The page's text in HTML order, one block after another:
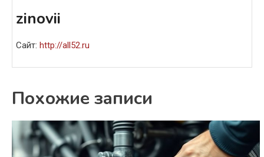
zinovii
Сайт: http://all52.ru
Похожие записи